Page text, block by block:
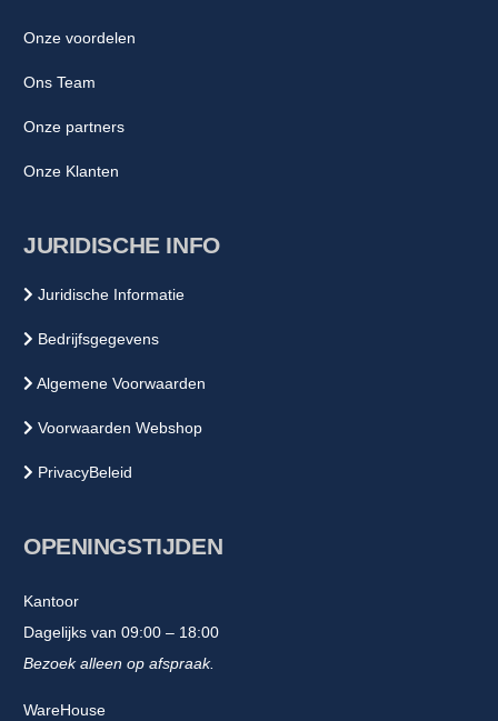
Onze voordelen
Ons Team
Onze partners
Onze Klanten
JURIDISCHE INFO
Juridische Informatie
Bedrijfsgegevens
Algemene Voorwaarden
Voorwaarden Webshop
PrivacyBeleid
OPENINGSTIJDEN
Kantoor
Dagelijks van 09:00 – 18:00
Bezoek alleen op afspraak.
WareHouse